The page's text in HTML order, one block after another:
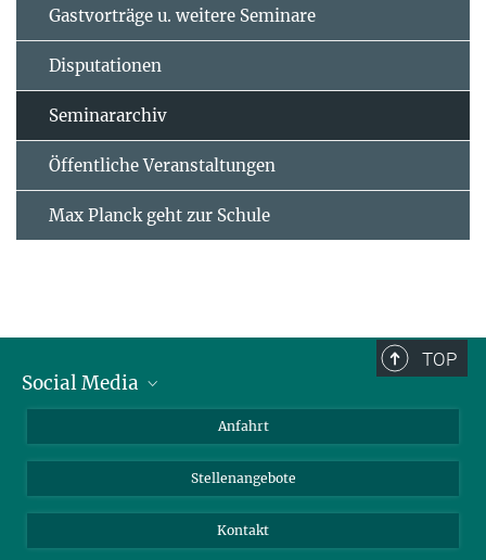
Gastvorträge u. weitere Seminare
Disputationen
Seminararchiv
Öffentliche Veranstaltungen
Max Planck geht zur Schule
TOP
Social Media
Anfahrt
Stellenangebote
Kontakt